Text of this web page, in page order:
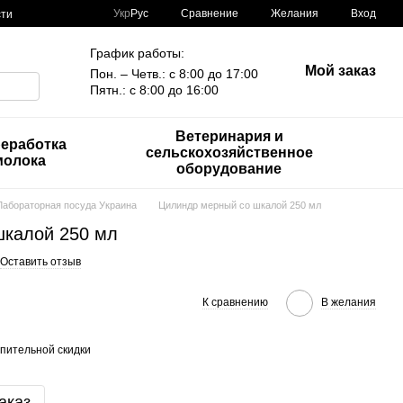
Укр Рус Сравнение Желания Вход
График работы:
Пон. – Четв.: с 8:00 до 17:00
Пятн.: с 8:00 до 16:00
Мой заказ
Ветеринария и
сельскохозяйственное
оборудование
посуда Украина Цилиндр мерный со шкалой 250 мл
250 мл
Оставить отзыв
К сравнению В желания
скидки